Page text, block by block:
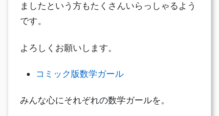
ましたという方もたくさんいらっしゃるよう
です。
よろしくお願いします。
コミック版数学ガール
みんな心にそれぞれの数学ガールを。